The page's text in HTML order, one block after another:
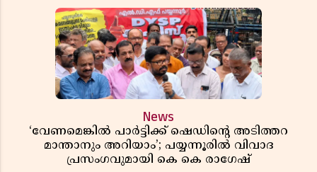
News
‘വേണമെങ്കിൽ പാർട്ടിക്ക് ഷെഡിൻ്റെ അടിത്തറ
മാന്താനും അറിയാം’; പയ്യന്നൂരിൽ വിവാദ
പ്രസംഗവുമായി കെ കെ രാഗേഷ്